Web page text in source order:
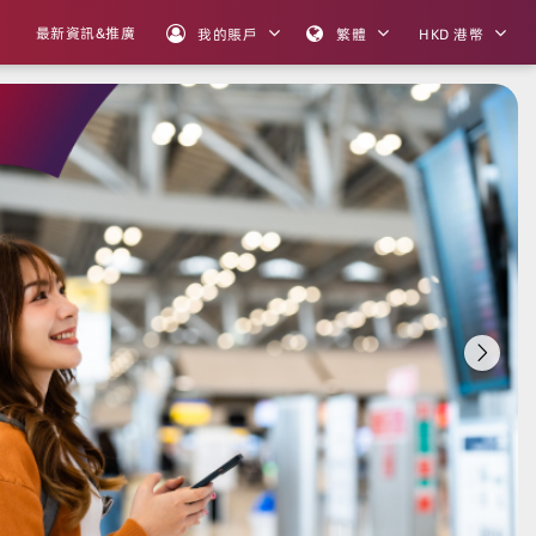
最新資訊&推廣 我的賬戶 繁體 HKD 港幣